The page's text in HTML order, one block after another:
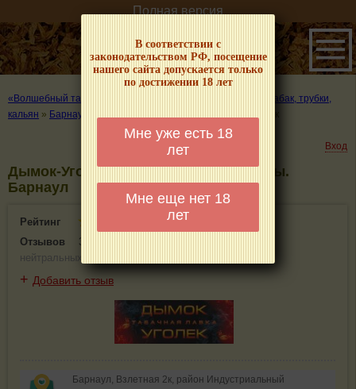
В соответствии с
законодательством РФ, посещение
нашего сайта допускается только
по достижении 18 лет
Мне уже есть 18
лет
Мне еще нет 18
лет
Полная версия
«Волшебный табачок» – о табаке и курении
Где купить табак, трубки,
кальян » Барнаул Дымок-Уголёк
Вход
Дымок-Уголёк - информация и отзывы.
Барнаул
Рейтинг
3.4(3)
Отзывов
3
нейтральных
+ Добавить отзыв
Барнаул, Взлетная 2к, район Индустриальный